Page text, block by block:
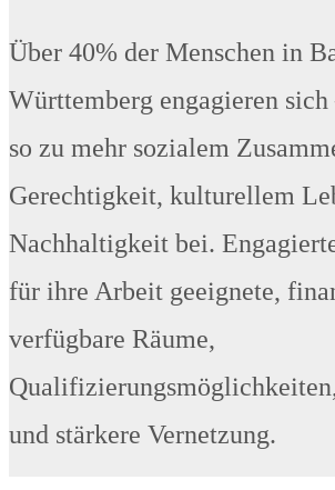
Über 40% der Menschen in
Württemberg engagieren sich
so zu mehr sozialem
Gerechtigkeit, kulturellem
Nachhaltigkeit bei.
für ihre Arbeit geeignete,
verfügbare Räume,
und stärkere Vernetzung.